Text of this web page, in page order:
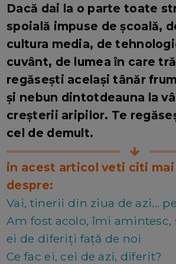
Dacă dai la o parte toate
spoială impuse de școală,
cultura media, de
cuvânt, de lumea în care
regăsești același tânăr
și nebun dintotdeauna la
creșterii aripilor. Te
cel de demult.
in acest articol veti citi mai
despre:
Vai, tinerii din ziua de azi...
Am fost acolo, îmi amintesc,
ei de diferiți față de noi
Ce fac ei, cei de azi, diferit?